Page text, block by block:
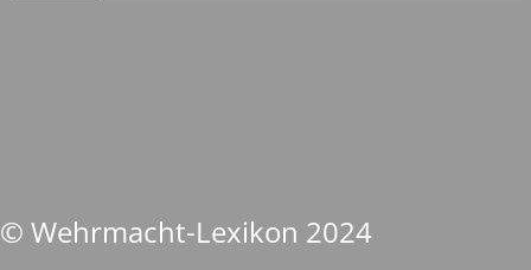
© Wehrmacht-Lexikon 2024